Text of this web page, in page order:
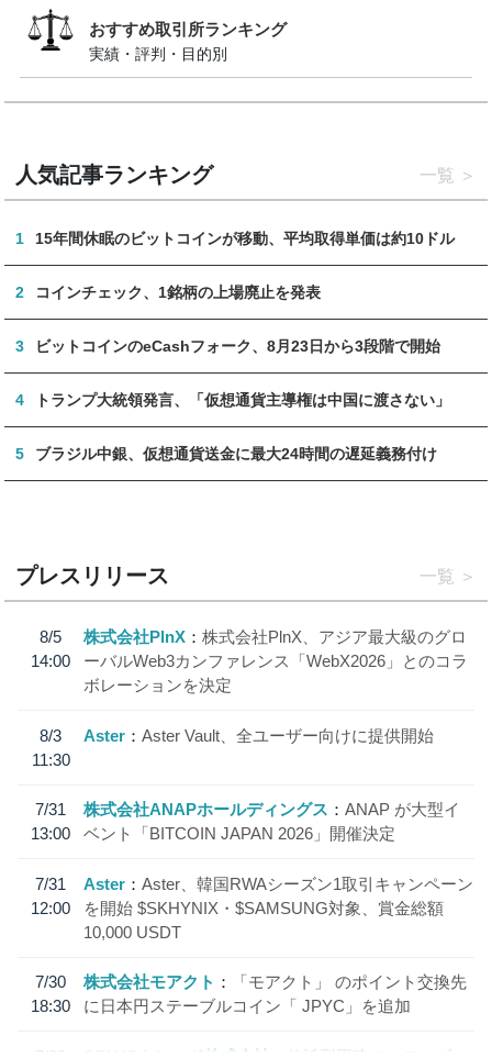
おすすめ取引所ランキング
実績・評判・目的別
人気記事ランキング 一覧
1 15年間休眠のビットコインが移動、平均取得単価は約10ドル
2 コインチェック、1銘柄の上場廃止を発表
3 ビットコインのeCashフォーク、8月23日から3段階で開始
4 トランプ大統領発言、「仮想通貨主導権は中国に渡さない」
5 ブラジル中銀、仮想通貨送金に最大24時間の遅延義務付け
プレスリリース 一覧
8/5
14:00
株式会社PlnX
株式会社PlnX、アジア最大級のグロ
ーバルWeb3カンファレンス「WebX2026」とのコラ
ボレーションを決定
8/3
11:30
Aster Aster Vault、全ユーザー向けに提供開始
7/31
13:00
株式会社ANAPホールディングス
ANAP が大型イ
ベント「BITCOIN JAPAN 2026」開催決定
7/31
12:00
Aster
Aster、韓国RWAシーズン1取引キャンペーン
を開始 $SKHYNIX・$SAMSUNG対象、賞金総額
10,000 USDT
7/30
18:30
株式会社モアクト
「モアクト」 のポイント交換先
に日本円ステーブルコイン「 JPYC」を追加